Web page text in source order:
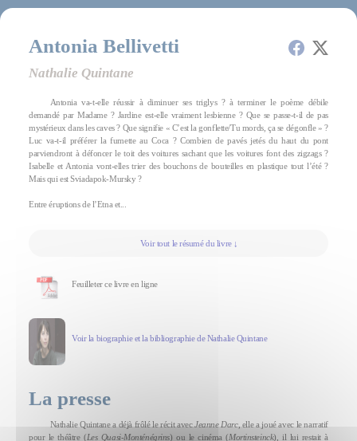
Antonia Bellivetti
Nathalie Quintane
Antonia va-t-elle réussir à diminuer ses triglys ? à terminer le poème débile
demandé par Madame ? Jardine est-elle vraiment lesbienne ? Que se passe-t-il de pas
mystérieux dans les caves ? Que signifie « C’est la gonflette/Tu mords, ça se dégonfle » ?
Luc va-t-il préférer la fumette au Coca ? Combien de pavés jetés du haut du pont
parviendront à défoncer le toit des voitures sachant que les voitures font des zigzags ?
Isabelle et Antonia vont-elles trier des bouchons de bouteilles en plastique tout l’été ?
Mais qui est Sviadapok-Mursky ?
Entre éruptions de l’Etna et...
Voir tout le résumé du livre ↓
Feuilleter ce livre en ligne
Voir la biographie et la bibliographie de Nathalie Quintane
La presse
Nathalie Quintane a déjà frôlé le récit avecJeanne Darc, elle a joué avec le narratif
pour le théâtre (Les Quasi-Monténégrins) ou le cinéma (Mortinsteinck), il lui restait à